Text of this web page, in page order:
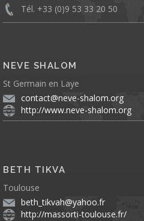
Tél. +33 (0)9 53 33 20 50
NEVE SHALOM
St Germain en Laye
contact@neve-shalom.org
http://www.neve-shalom.org
BETH TIKVA
Toulouse
beth_tikvah@yahoo.fr
http://massorti-toulouse.fr/